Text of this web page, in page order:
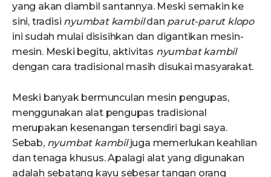
yang akan diambil santannya. Meski semakin ke
sini, tradisi nyumbat kambildan parut-parut klopo
ini sudah mulai disisihkan dan digantikan mesin-
mesin. Meski begitu, aktivitas nyumbat kambil
dengan cara tradisional masih disukai masyarakat.
Meski banyak bermunculan mesin pengupas,
menggunakan alat pengupas tradisional
merupakan kesenangan tersendiri bagi saya.
Sebab, nyumbat kambiljuga memerlukan keahlian
dan tenaga khusus. Apalagi alat yang digunakan
adalah sebatang kayu sebesar tangan orang